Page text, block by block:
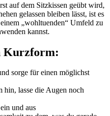
auf dem Sitzkissen geübt wird,
gelassen bleiben lässt, ist es
„wohltuenden“ Umfeld zu
kannst.
Kurzform:
sorge für einen möglichst
hin, lasse die Augen noch
und aus